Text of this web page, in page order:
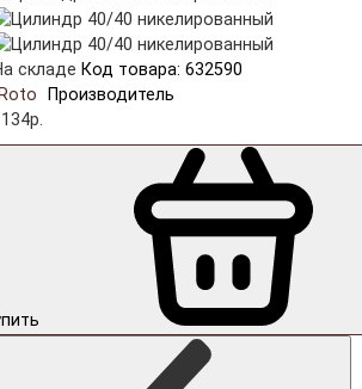
складе Код товара: 632590
Производитель